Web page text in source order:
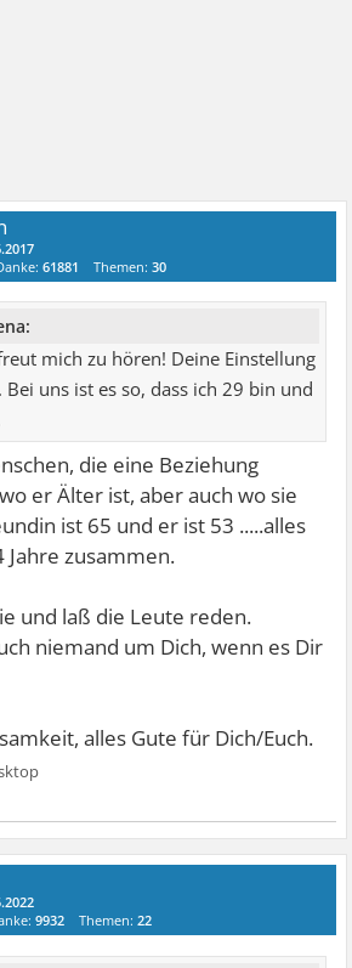
61881 Themen:30
mich zu hören! Deine Einstellung
uns ist es so, dass ich 29 bin und
die eine Beziehung
er Älter ist, aber auch wo sie
ist 65 und er ist 53 .....alles
Jahre zusammen.
und laß die Leute reden.
niemand um Dich, wenn es Dir
alles Gute für Dich/Euch.
9932 Themen:22